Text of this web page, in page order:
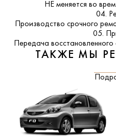
НЕ меняется во
04.
Производство срочного
05.
Передача
ТАКЖЕ МЫ